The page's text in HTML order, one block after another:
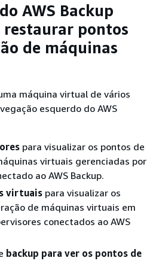
AWS Backup
restaurar pontos
de máquinas
máquina virtual de vários
esquerdo do AWS
para visualizar os pontos de
virtuais gerenciadas por
ao AWS Backup.
virtuais para visualizar os
de máquinas virtuais em
conectados ao AWS
backup para ver os pontos de